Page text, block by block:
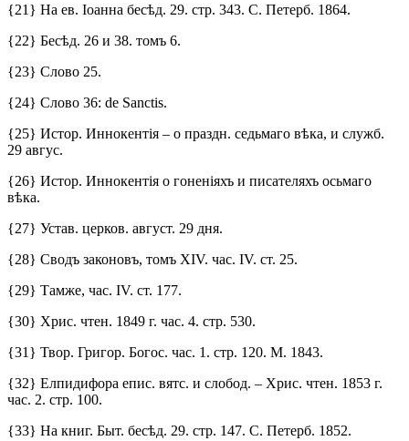
{21} На ев. Іоанна бесѣд. 29. стр. 343. С. Петерб. 1864.
{22} Бесѣд. 26 и 38. томъ 6.
{23} Слово 25.
{24} Слово 36: de Sanctis.
{25} Истор. Иннокентія – о праздн. седьмаго вѣка, и служб.
29 авгус.
{26} Истор. Иннокентія о гоненіяхъ и писателяхъ осьмаго
вѣка.
{27} Устав. церков. август. 29 дня.
{28} Сводъ законовъ, томъ ХIV. час. IV. ст. 25.
{29} Тамже, час. IV. ст. 177.
{30} Хрис. чтен. 1849 г. час. 4. стр. 530.
{31} Твор. Григор. Богос. час. 1. стр. 120. М. 1843.
{32} Елпидифора епис. вятс. и слобод. – Хрис. чтен. 1853 г.
час. 2. стр. 100.
{33} На книг. Быт. бесѣд. 29. стр. 147. С. Петерб. 1852.